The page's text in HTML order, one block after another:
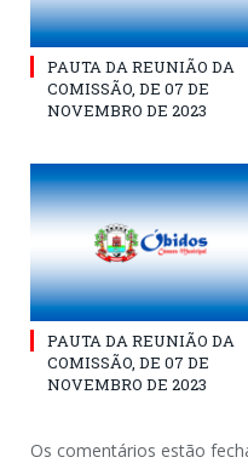
PAUTA DA REUNIÃO DA
COMISSÃO, DE 07 DE
NOVEMBRO DE 2023
PAUTA DA REUNIÃO DA
COMISSÃO, DE 07 DE
NOVEMBRO DE 2023
Os comentários estão